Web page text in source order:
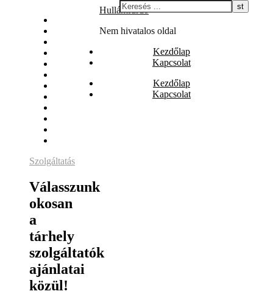
Szolgáltatás
Hullámfürdő
Nem hivatalos oldal
Kezdőlap
Kapcsolat
Kezdőlap
Kapcsolat
Szolgáltatás
Válasszunk
okosan
a
tárhely
szolgáltatók
ajánlatai
közül!